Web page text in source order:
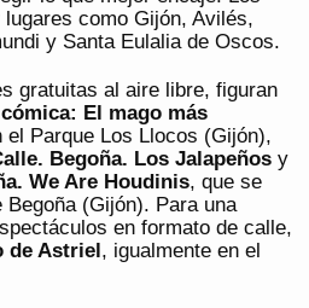
como Gijón, Avilés,
y Santa Eulalia de Oscos.
gratuitas al aire libre, figuran
El mago más
el Parque Los Llocos (Gijón),
Begoña. Los Jalapeños y
We Are Houdinis, que se
(Gijón). Para una
en formato de calle,
de Astriel, igualmente en el